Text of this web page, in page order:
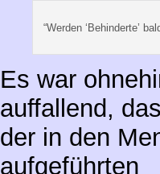
“Werden ‘Behinderte’
Es war
auffallend,
der in den
aufgeführten